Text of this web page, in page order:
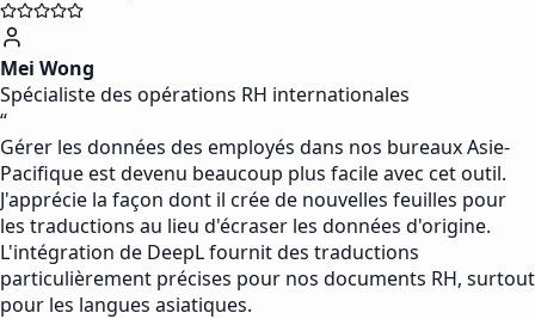
Mei Wong
Spécialiste des opérations RH internationales
“
Gérer les données des employés dans nos bureaux Asie-
Pacifique est devenu beaucoup plus facile avec cet outil.
J'apprécie la façon dont il crée de nouvelles feuilles pour
les traductions au lieu d'écraser les données d'origine.
L'intégration de DeepL fournit des traductions
particulièrement précises pour nos documents RH, surtout
pour les langues asiatiques.